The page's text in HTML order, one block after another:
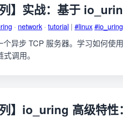
】实战：基于
· network · tutorial | #linux#io_uring
异步 TCP 服务器。学习如何使
调用。
】io_uring 高级特性